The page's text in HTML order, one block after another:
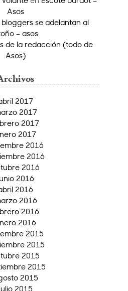
Asos
bloggers se adelantan al
– asos
de la redacción (todo de
Asos)
2017
2017
2017
2017
2016
2016
2016
2016
2016
2016
2016
2016
2015
2015
2015
2015
2015
julio 2015